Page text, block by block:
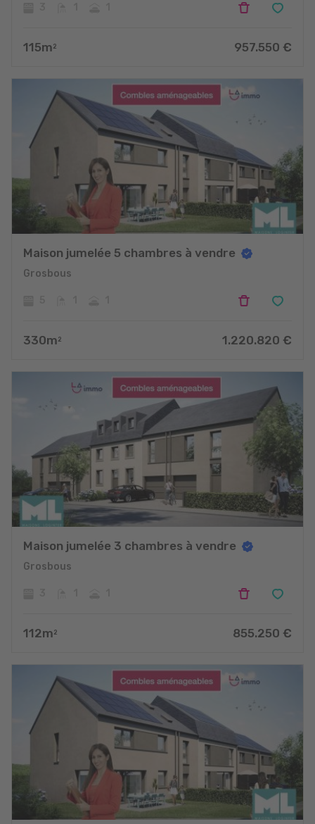
115m 2 957.550 €
Maison jumelée 5 chambres à vendre
Grosbous
330m 2 1.220.820 €
Maison jumelée 3 chambres à vendre
Grosbous
112m 2 855.250 €